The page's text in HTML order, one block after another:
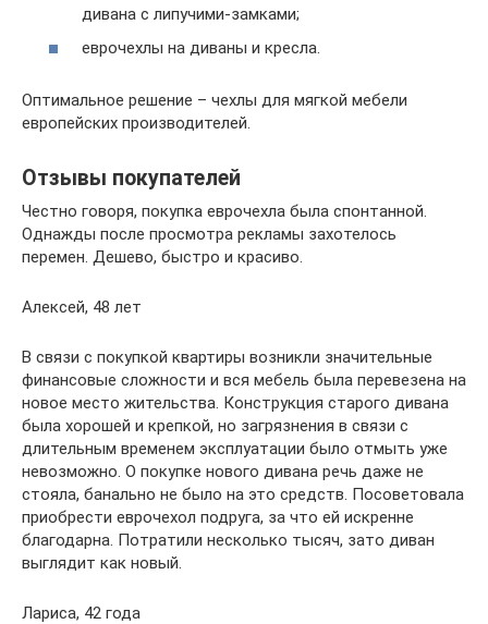
дивана с липучими-замками;
еврочехлы на диваны и кресла.
Оптимальное решение – чехлы для мягкой мебели
европейских производителей.
Отзывы покупателей
Честно говоря, покупка еврочехла была спонтанной.
Однажды после просмотра рекламы захотелось
перемен. Дешево, быстро и красиво.
Алексей, 48 лет
В связи с покупкой квартиры возникли значительные
финансовые сложности и вся мебель была перевезена на
новое место жительства. Конструкция старого дивана
была хорошей и крепкой, но загрязнения в связи с
длительным временем эксплуатации было отмыть уже
невозможно. О покупке нового дивана речь даже не
стояла, банально не было на это средств. Посоветовала
приобрести еврочехол подруга, за что ей искренне
благодарна. Потратили несколько тысяч, зато диван
выглядит как новый.
Лариса, 42 года